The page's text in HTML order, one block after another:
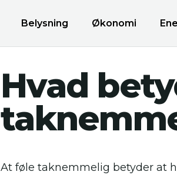
Belysning Økonomi
Hvad
At føle taknemmelig betyder at